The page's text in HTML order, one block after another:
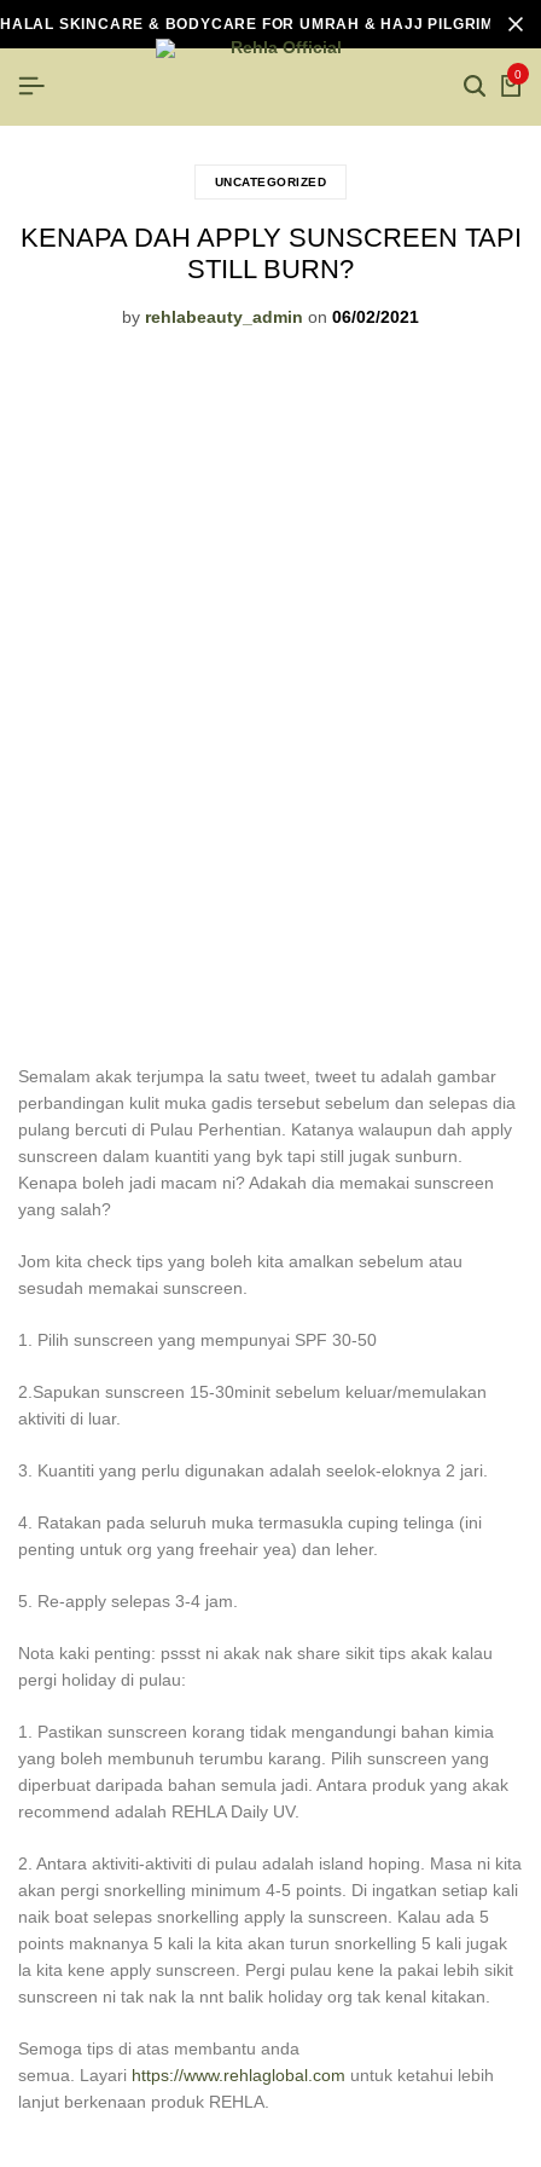
HALAL SKINCARE & BODYCARE FOR UMRAH & HAJJ PILGRIMS
0
UNCATEGORIZED
KENAPA DAH APPLY SUNSCREEN TAPI
STILL BURN?
by rehlabeauty_admin on 06/02/2021
Semalam akak terjumpa la satu tweet, tweet tu adalah gambar
perbandingan kulit muka gadis tersebut sebelum dan selepas dia
pulang bercuti di Pulau Perhentian. Katanya walaupun dah apply
sunscreen dalam kuantiti yang byk tapi still jugak sunburn.
Kenapa boleh jadi macam ni? Adakah dia memakai sunscreen
yang salah?
Jom kita check tips yang boleh kita amalkan sebelum atau
sesudah memakai sunscreen.
1. Pilih sunscreen yang mempunyai SPF 30-50
2.Sapukan sunscreen 15-30minit sebelum keluar/memulakan
aktiviti di luar.
3. Kuantiti yang perlu digunakan adalah seelok-eloknya 2 jari.
4. Ratakan pada seluruh muka termasukla cuping telinga (ini
penting untuk org yang freehair yea) dan leher.
5. Re-apply selepas 3-4 jam.
Nota kaki penting: pssst ni akak nak share sikit tips akak kalau
pergi holiday di pulau:
1. Pastikan sunscreen korang tidak mengandungi bahan kimia
yang boleh membunuh terumbu karang. Pilih sunscreen yang
diperbuat daripada bahan semula jadi. Antara produk yang akak
recommend adalah REHLA Daily UV.
2. Antara aktiviti-aktiviti di pulau adalah island hoping. Masa ni kita
akan pergi snorkelling minimum 4-5 points. Di ingatkan setiap kali
naik boat selepas snorkelling apply la sunscreen. Kalau ada 5
points maknanya 5 kali la kita akan turun snorkelling 5 kali jugak
la kita kene apply sunscreen. Pergi pulau kene la pakai lebih sikit
sunscreen ni tak nak la nnt balik holiday org tak kenal kitakan.
Semoga tips di atas membantu anda
semua. Layari https://www.rehlaglobal.com untuk ketahui lebih
lanjut berkenaan produk REHLA.